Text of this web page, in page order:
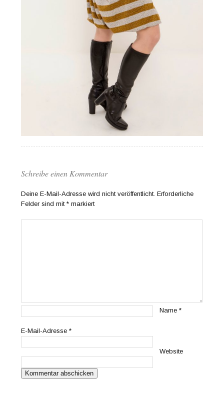
Schreibe einen Kommentar
Deine E-Mail-Adresse wird nicht veröffentlicht. Erforderliche
Felder sind mit* markiert
Name*
E-Mail-Adresse*
Website